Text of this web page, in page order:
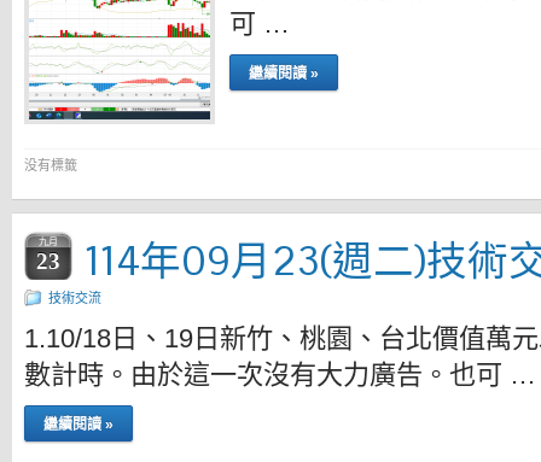
可 …
繼續閱讀 »
没有標籤
九月
23 114年09月23(週二)技術
技術交流
1.10/18日、19日新竹、桃園、台北價值萬
數計時。由於這一次沒有大力廣告。也可 …
繼續閱讀 »